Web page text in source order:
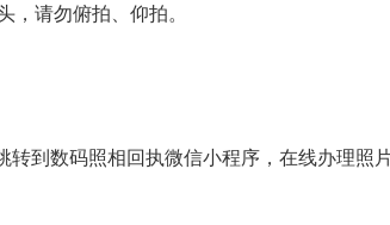
请勿俯拍、仰拍。
转到数码照相回执微信小程序，在线办理照